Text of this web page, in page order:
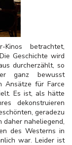
betrachtet,
Geschichte wird
durcherzählt, so
ganz bewusst
Ansätze für Farce
Es ist, als hätte
dekonstruieren
geradezu
daher naheliegend,
des Westerns in
war. Leider ist